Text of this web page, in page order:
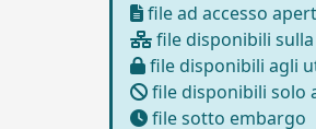
file ad accesso
file disponibili
file disponibili agli
file disponibili solo
file sotto embargo